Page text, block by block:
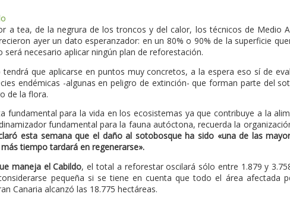
a tea, de la negrura de los troncos y del calor, los técnicos de Medio
ayer un dato esperanzador: en un 80% o 90% de la superficie
será necesario aplicar ningún plan de reforestación.
tendrá que aplicarse en puntos muy concretos, a la espera eso sí de
endémicas -algunas en peligro de extinción- que forman parte del
de la flora.
fundamental para la vida en los ecosistemas ya que contribuye a la
fundamental para la fauna autóctona, recuerda la
esta semana que el daño al sotobosque ha sido «una de las
tiempo tardará en regenerarse».
maneja el Cabildo, el total a reforestar oscilará sólo entre 1.879 y
pequeña si se tiene en cuenta que todo el área afectada
Canaria alcanzó las 18.775 hectáreas.